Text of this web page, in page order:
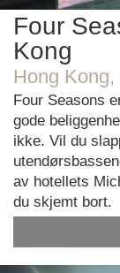
Four
Kong
Hong
Four Seasons
gode
ikke. Vil du
av hotellets
du skjemt bort.